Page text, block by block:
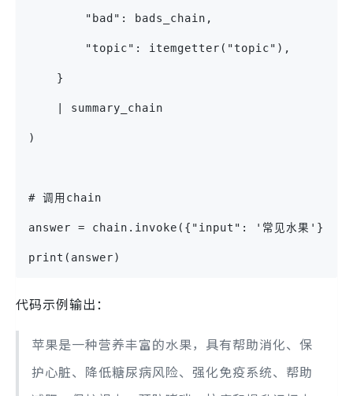
        "bad": bads_chain,
        "topic": itemgetter("topic"),
    }
    | summary_chain
)
# 调用chain
answer = chain.invoke({"input": '常见水果'})
print(answer)
代码示例输出：
苹果是一种营养丰富的水果，具有帮助消化、保
护心脏、降低糖尿病风险、强化免疫系统、帮助